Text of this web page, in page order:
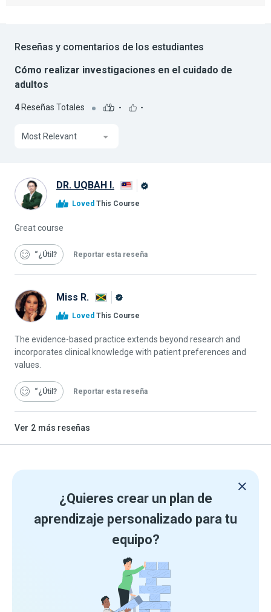
Reseñas y comentarios de los estudiantes
Cómo realizar investigaciones en el cuidado de
adultos
4 Reseñas Totales - -
Most Relevant
DR. UQBAH I.
Loved This Course
Great course
“¿Útil Reportar esta reseña
Miss R.
Graduado
Alison
Loved This Course
The evidence-based practice extends beyond research and
incorporates clinical knowledge with patient preferences and
values.
“¿Útil Reportar esta reseña
Ver 2 más reseñas
¿Quieres crear un plan de
aprendizaje personalizado para tu
equipo?